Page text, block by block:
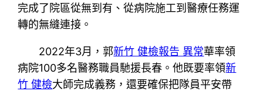
完成了院區從無到有、從病院施工到醫療任務運
轉的無縫連接。
2022年3月，郭新竹 健檢報告 異常華率領
病院100多名醫務職員馳援長春。他既要率領新
竹 健檢大師完成義務，還要確保把隊員平安帶